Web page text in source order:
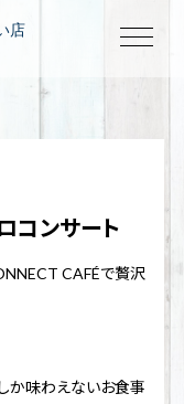
コンサート
CAFÉで贅沢
か味わえないお食事